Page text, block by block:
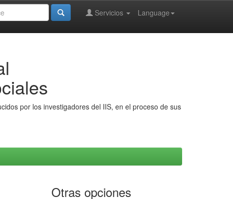
Language
Servicios
por los investigadores del IIS, en el proceso de sus
Otras opciones